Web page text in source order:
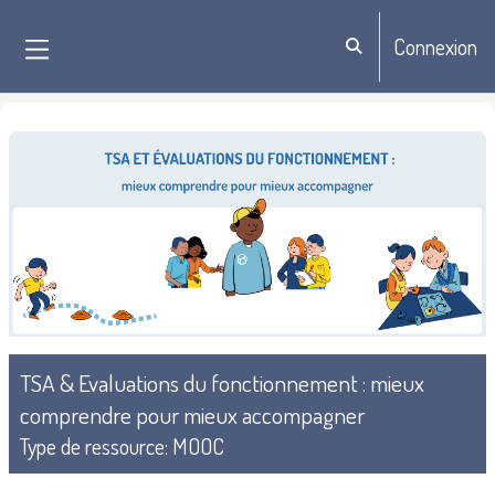
Panneau latéral Activer/désactiver la
Connexion
TSA & Evaluations du fonctionnement : mieux
comprendre pour mieux accompagner
Type de ressource: MOOC